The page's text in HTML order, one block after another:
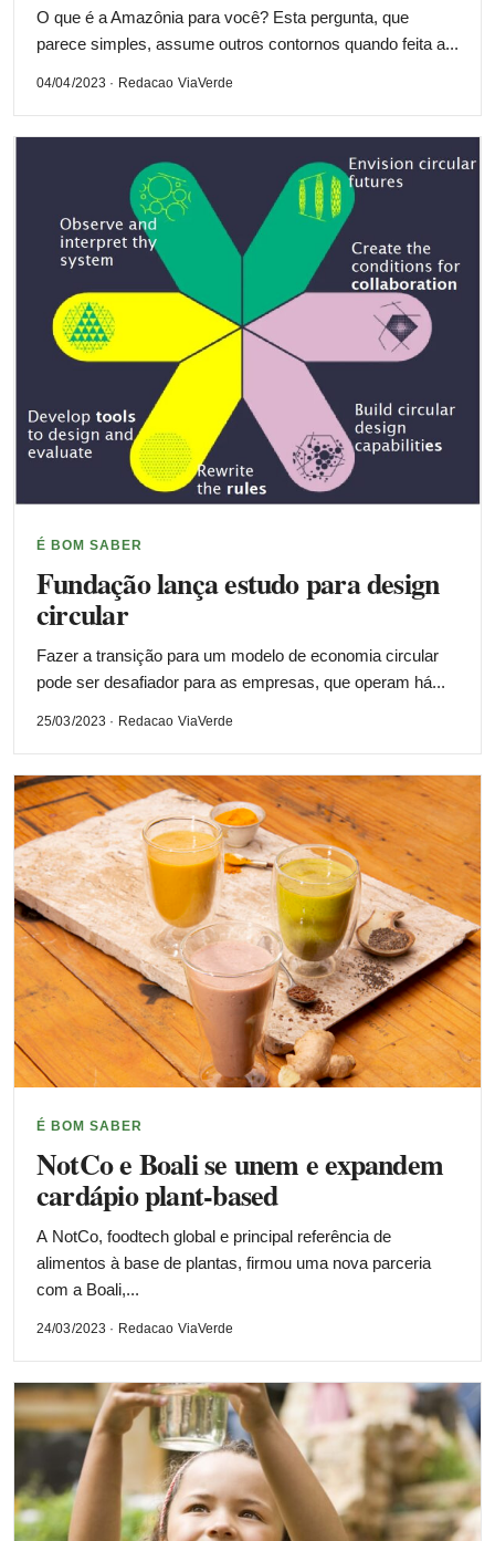
O que é a Amazônia para você? Esta pergunta, que
parece simples, assume outros contornos quando feita a...
04/04/2023 · Redacao ViaVerde
É BOM SABER
Fundação lança estudo para design
circular
Fazer a transição para um modelo de economia circular
pode ser desafiador para as empresas, que operam há...
25/03/2023 · Redacao ViaVerde
É BOM SABER
NotCo e Boali se unem e expandem
cardápio plant-based
A NotCo, foodtech global e principal referência de
alimentos à base de plantas, firmou uma nova parceria
com a Boali,...
24/03/2023 · Redacao ViaVerde